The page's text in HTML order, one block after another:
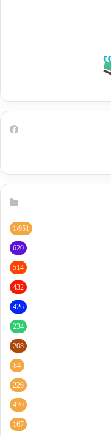
1٬951
620
514
432
426
234
208
84
226
470
167